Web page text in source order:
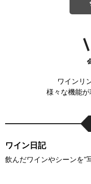
ワインリ
様々な機能が
ワイン日記
飲んだワインやシーンを”